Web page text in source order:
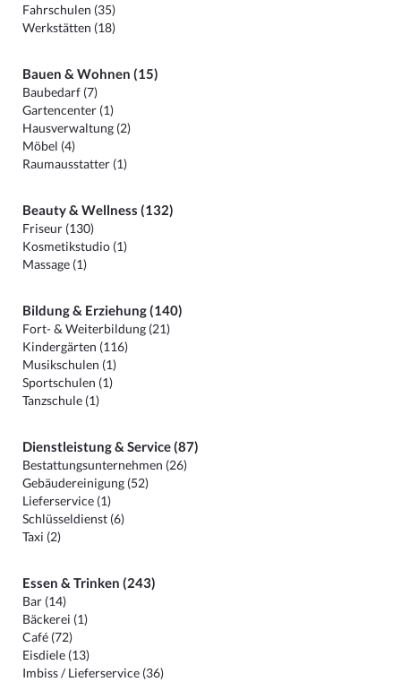
Fahrschulen (35)
Werkstätten (18)
Bauen & Wohnen (15)
Baubedarf (7)
Gartencenter (1)
Hausverwaltung (2)
Möbel (4)
Raumausstatter (1)
Beauty & Wellness (132)
Friseur (130)
Kosmetikstudio (1)
Massage (1)
Bildung & Erziehung (140)
Fort- & Weiterbildung (21)
Kindergärten (116)
Musikschulen (1)
Sportschulen (1)
Tanzschule (1)
Dienstleistung & Service (87)
Bestattungsunternehmen (26)
Gebäudereinigung (52)
Lieferservice (1)
Schlüsseldienst (6)
Taxi (2)
Essen & Trinken (243)
Bar (14)
Bäckerei (1)
Café (72)
Eisdiele (13)
Imbiss / Lieferservice (36)